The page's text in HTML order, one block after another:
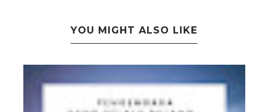
YOU MIGHT ALSO LIKE